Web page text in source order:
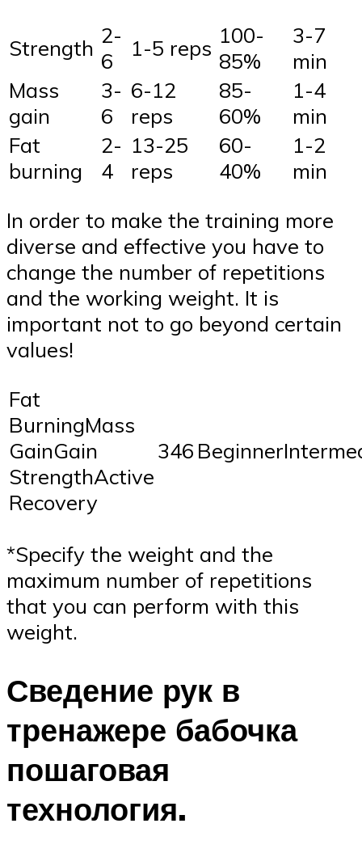
Strength 2-
6
1-5 reps 100-
85%
3-7
min
Mass
gain
3-
6
6-12
reps
85-
60%
1-4
min
Fat
burning
2-
4
13-25
reps
60-
40%
1-2
min
In order to make the training more
diverse and effective you have to
change the number of repetitions
and the working weight. It is
important not to go beyond certain
values!
Fat
BurningMass
GainGain
StrengthActive
Recovery
346
*Specify the weight and the
maximum number of repetitions
that you can perform with this
weight.
Сведение рук в
тренажере бабочка
пошаговая
технология.